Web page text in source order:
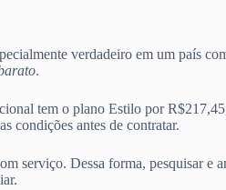
verdadeiro em um país
.
tem o plano Estilo por
condições antes de contratar.
serviço. Dessa forma, pesquisar